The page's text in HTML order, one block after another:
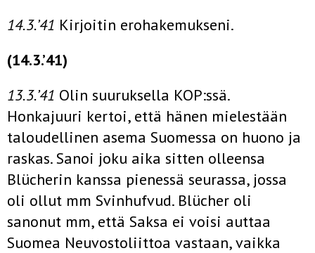
14.3.’41 Kirjoitin erohakemukseni.
(14.3.’41)
13.3.’41 Olin suuruksella KOP:ssä.
Honkajuuri kertoi, että hä­nen mielestään
taloudellinen asema Suomessa on huono ja
ras­kas. Sanoi joku aika sitten olleensa
Blücherin kanssa pienessä seurassa, jossa
oli ollut mm Svinhufvud. Blücher oli
sanonut mm, että Saksa ei voisi auttaa
Suomea Neuvostoliittoa vastaan, vaik­ka